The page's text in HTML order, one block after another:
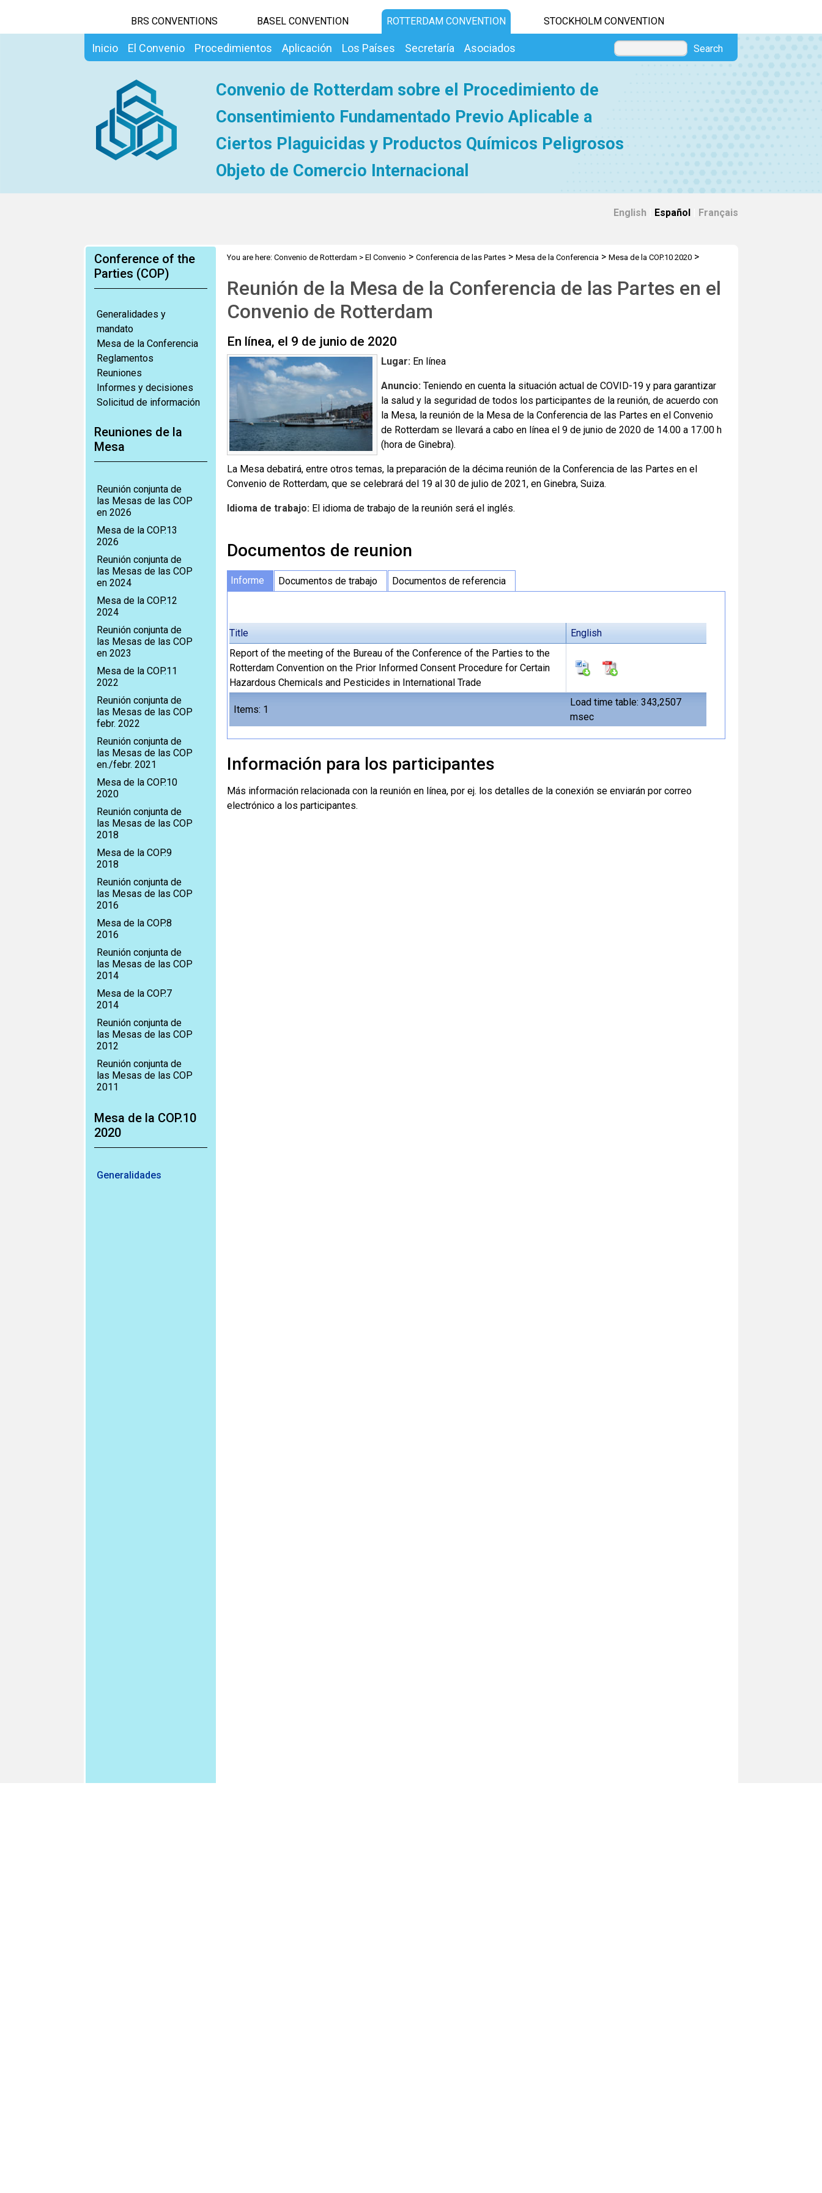
BRS CONVENTIONS BASEL CONVENTION ROTTERDAM CONVENTION STOCKHOLM CONVENTION
Inicio El Convenio Procedimientos Aplicación Los Países Secretaría Asociados Search
Convenio de Rotterdam sobre el Procedimiento de
Consentimiento Fundamentado Previo Aplicable a
Ciertos Plaguicidas y Productos Químicos Peligrosos
Objeto de Comercio Internacional
English Español Français
Conference of the
Parties (COP)
Generalidades y
mandato
Mesa de la Conferencia
Reglamentos
Reuniones
Informes y decisiones
Solicitud de información
Reuniones de la
Mesa
Reunión conjunta de
las Mesas de las COP
en 2026
Mesa de la COP.13
2026
Reunión conjunta de
las Mesas de las COP
en 2024
Mesa de la COP.12
2024
Reunión conjunta de
las Mesas de las COP
en 2023
Mesa de la COP.11
2022
Reunión conjunta de
las Mesas de las COP
febr. 2022
Reunión conjunta de
las Mesas de las COP
en./febr. 2021
Mesa de la COP.10
2020
Reunión conjunta de
las Mesas de las COP
2018
Mesa de la COP.9
2018
Reunión conjunta de
las Mesas de las COP
2016
Mesa de la COP.8
2016
Reunión conjunta de
las Mesas de las COP
2014
Mesa de la COP.7
2014
Reunión conjunta de
las Mesas de las COP
2012
Reunión conjunta de
las Mesas de las COP
2011
Mesa de la COP.10
2020
Generalidades
You are here: Convenio de Rotterdam > El Convenio > Conferencia de las Partes> Mesa de la Conferencia> Mesa de la COP.10 2020>
Reunión de la Mesa de la Conferencia de las Partes en el
Convenio de Rotterdam
En línea, el 9 de junio de 2020
Lugar: En línea
Anuncio:Teniendo en cuenta la situación actual de COVID-19 y para garantizar
la salud y la seguridad de todos los participantes de la reunión, de acuerdo con
la Mesa, la reunión de la Mesa de la Conferencia de las Partes en el Convenio
de Rotterdam se llevará a cabo en línea el 9 de junio de 2020 de 14.00 a 17.00 h
(hora de Ginebra).
La Mesa debatirá, entre otros temas, la preparación de la décima reunión de la Conferencia de las Partes en el
Convenio de Rotterdam, que se celebrará del 19 al 30 de julio de 2021, en Ginebra, Suiza.
Idioma de trabajo:El idioma de trabajo de la reunión será el inglés.
Documentos de reunion
Informe Documentos de trabajo Documentos de referencia
Title English
Items: 1
Load time table: 343,2507
msec
Report of the meeting of the Bureau of the Conference of the Parties to the
Rotterdam Convention on the Prior Informed Consent Procedure for Certain
Hazardous Chemicals and Pesticides in International Trade
Información para los participantes
Más información relacionada con la reunión en línea, por ej. los detalles de la conexión se enviarán por correo
electrónico a los participantes.